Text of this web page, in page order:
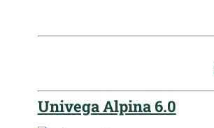
Univega Alpina 6.0